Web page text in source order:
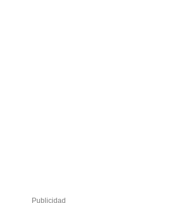
Publicidad